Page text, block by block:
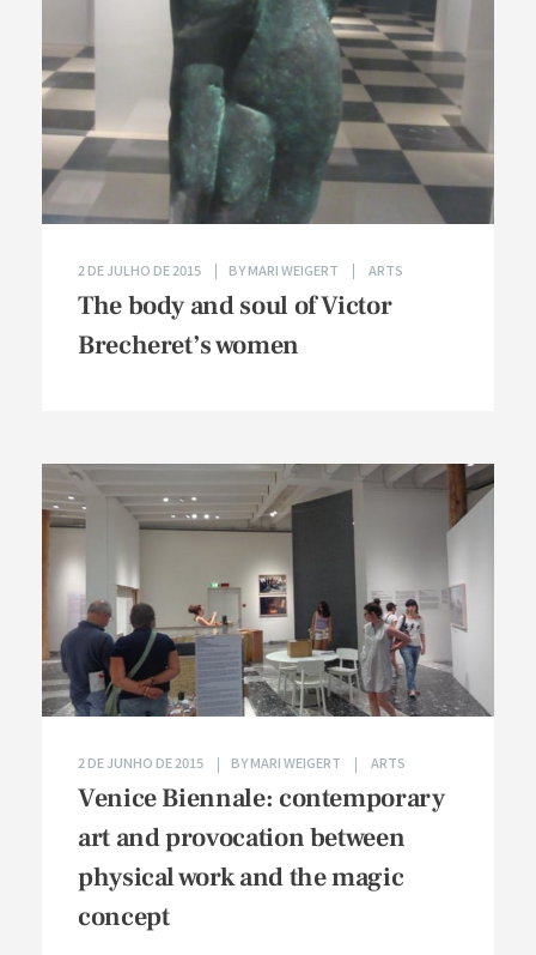
The body and soul of Victor
Brecheret’s women
2 DE JULHO DE 2015 BYMARI WEIGERT ARTS
Venice Biennale: contemporary
art and provocation between
physical work and the magic
concept
2 DE JUNHO DE 2015 BYMARI WEIGERT ARTS